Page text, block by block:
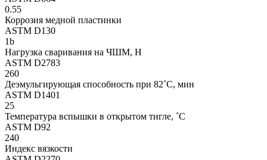
0.55
Коррозия медной пластинки
ASTM D130
1b
Нагрузка сваривания на ЧШМ, Н
ASTM D2783
260
Деэмульгирующая способность при 82˚C, мин
ASTM D1401
25
Температура вспышки в открытом тигле, ˚C
ASTM D92
240
Индекс вязкости